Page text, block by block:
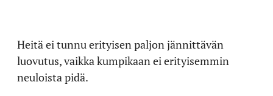
Heitä ei tunnu erityisen paljon jännittävän
luovutus, vaikka kumpikaan ei erityisemmin
neuloista pidä.